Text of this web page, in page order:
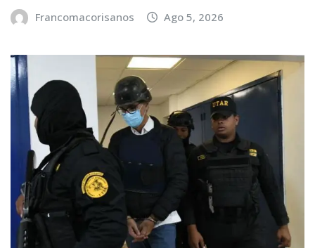
Francomacorisanos Ago 5, 2026